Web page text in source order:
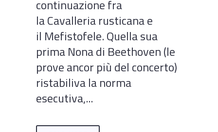
continuazione fra
la Cavalleria rusticana e
il Mefistofele. Quella sua
prima Nona di Beethoven (le
prove ancor più del concerto)
ristabiliva la norma
esecutiva,...